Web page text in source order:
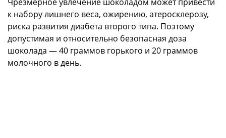
к набору лишнего веса, ожирению, атеросклерозу,
риска развития диабета второго типа. Поэтому
допустимая и относительно безопасная доза
шоколада — 40 граммов горького и 20 граммов
молочного в день.